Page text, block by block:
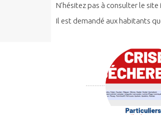
N’hésitez pas à consulter le
Il est demandé aux habitants